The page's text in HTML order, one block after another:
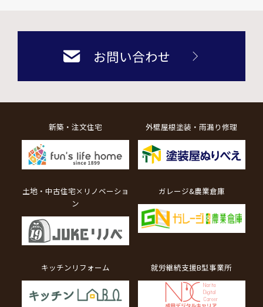
お問い合わせ
新築・注文住宅 外壁屋根塗装・雨漏り修理
土地・中古住宅×リノベーショ
ン
ガレージ&農業倉庫
キッチンリフォーム 就労継続支援B型事業所